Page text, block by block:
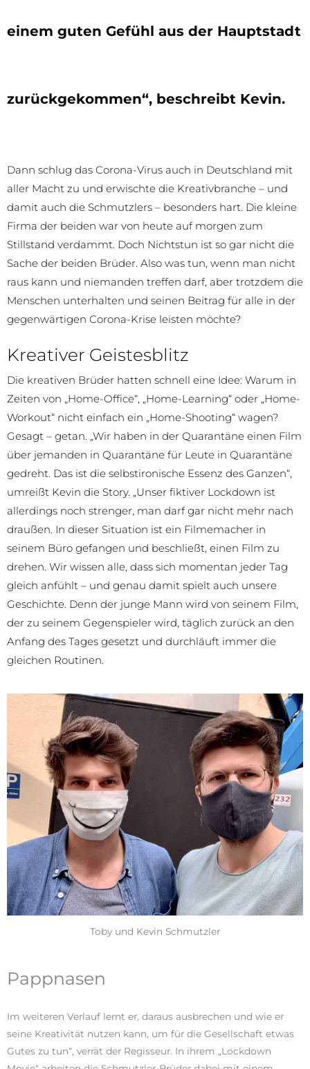
einem guten Gefühl aus der Hauptstadt
zurückgekommen“, beschreibt Kevin.
Dann schlug das Corona-Virus auch in Deutschland mit
aller Macht zu und erwischte die Kreativbranche – und
damit auch die Schmutzlers – besonders hart. Die kleine
Firma der beiden war von heute auf morgen zum
Stillstand verdammt. Doch Nichtstun ist so gar nicht die
Sache der beiden Brüder. Also was tun, wenn man nicht
raus kann und niemanden treffen darf, aber trotzdem die
Menschen unterhalten und seinen Beitrag für alle in der
gegenwärtigen Corona-Krise leisten möchte?
Kreativer Geistesblitz
Die kreativen Brüder hatten schnell eine Idee: Warum in
Zeiten von „Home-Office“, „Home-Learning“ oder „Home-
Workout“ nicht einfach ein „Home-Shooting“ wagen?
Gesagt – getan. „Wir haben in der Quarantäne einen Film
über jemanden in Quarantäne für Leute in Quarantäne
gedreht. Das ist die selbstironische Essenz des Ganzen“,
umreißt Kevin die Story. „Unser fiktiver Lockdown ist
allerdings noch strenger, man darf gar nicht mehr nach
draußen. In dieser Situation ist ein Filmemacher in
seinem Büro gefangen und beschließt, einen Film zu
drehen. Wir wissen alle, dass sich momentan jeder Tag
gleich anfühlt – und genau damit spielt auch unsere
Geschichte. Denn der junge Mann wird von seinem Film,
der zu seinem Gegenspieler wird, täglich zurück an den
Anfang des Tages gesetzt und durchläuft immer die
gleichen Routinen.
Toby und Kevin Schmutzler
Pappnasen
Im weiteren Verlauf lernt er, daraus ausbrechen und wie er
seine Kreativität nutzen kann, um für die Gesellschaft etwas
Gutes zu tun“, verrät der Regisseur. In ihrem „Lockdown